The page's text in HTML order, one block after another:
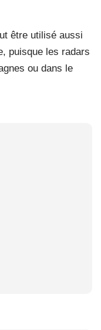
être utilisé aussi
puisque les radars
ou dans le